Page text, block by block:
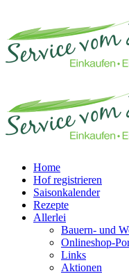
Home
Hof registrieren
Saisonkalender
Rezepte
Allerlei
Bauern- und
Onlineshop-
Links
Aktionen